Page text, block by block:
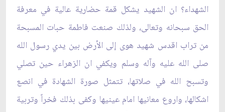
الشهداء؟ ان الشهيد يشكل قمة حضارية عالية في معرفة
الحق سبحانه وتعالى، ولذلك صنعت فاطمة حبات المسبحة
من تراب اقدس شهيد هوى إلى الأرض بين يدي رسول الله
صلى الله عليه وآله وسلم ويكفي ان الزهراء حين تصلي
وتسبح الله في صلاتها، تتمثل صورة الشهادة في انصع
اشكالها، واروع معانيها امام عينيها وكفى بذلك فخراً وتربية